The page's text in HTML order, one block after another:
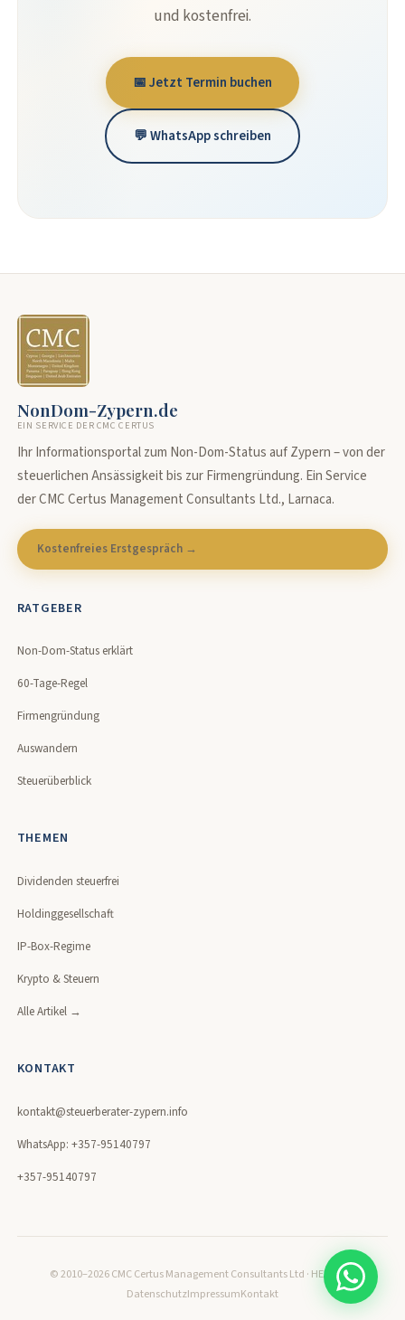
und kostenfrei.
📅 Jetzt Termin buchen
💬 WhatsApp schreiben
NonDom-Zypern.de
EIN SERVICE DER CMC CERTUS
Ihr Informationsportal zum Non-Dom-Status auf Zypern – von der
steuerlichen Ansässigkeit bis zur Firmengründung. Ein Service
der CMC Certus Management Consultants Ltd., Larnaca.
Kostenfreies Erstgespräch →
RATGEBER
Non-Dom-Status erklärt
60-Tage-Regel
Firmengründung
Auswandern
Steuerüberblick
THEMEN
Dividenden steuerfrei
Holdinggesellschaft
IP-Box-Regime
Krypto & Steuern
Alle Artikel →
KONTAKT
kontakt@steuerberater-zypern.info
WhatsApp: +357-95140797
+357-95140797
© 2010–2026 CMC Certus Management Consultants Ltd · HE320171
DatenschutzImpressumKontakt